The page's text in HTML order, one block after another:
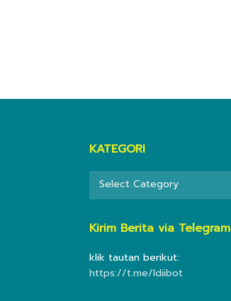
KATEGORI
KATEGORI
Select Category
Kirim Berita via Telegram
klik tautan berikut:
https://t.me/ldiibot